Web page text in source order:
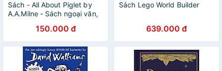
Sách - All About Piglet by
A.A.Milne - Sách ngoại văn,
mềm, nhập khẩu UK
150.000 đ
Sách Lego World Builder
639.000 đ